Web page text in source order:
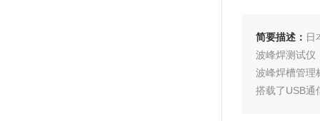
简要描述： 日
波峰焊测试仪
波峰焊槽管理
搭载了USB通